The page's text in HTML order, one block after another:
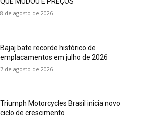
8 de agosto de 2026
Bajaj bate recorde histórico de
emplacamentos em julho de 2026
7 de agosto de 2026
Triumph Motorcycles Brasil inicia novo
ciclo de crescimento